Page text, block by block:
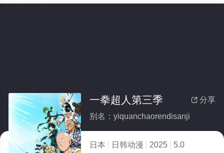
 分享
一拳超人第三季
别名：yiquanchaorendisanji
日本 日韩动漫 2025
5.0